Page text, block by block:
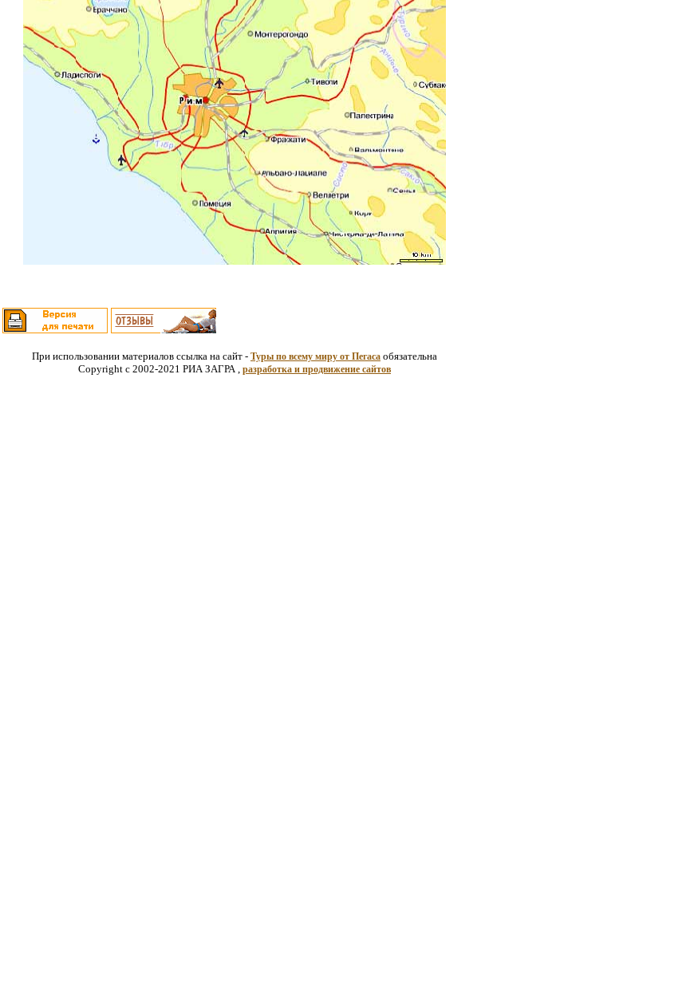
При использовании материалов ссылка на сайт - Туры по всему миру от Пегаса обязательна
Copyright c 2002-2021 РИА ЗАГРА , разработка и продвижение сайтов